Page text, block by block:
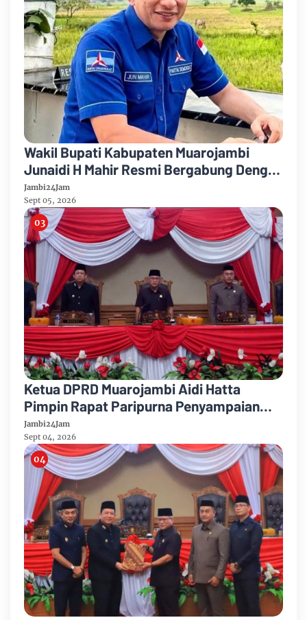
Wakil Bupati Kabupaten Muarojambi
Junaidi H Mahir Resmi Bergabung Dengan
Partai Demikrat
Jambi24Jam
Sept 05, 2026
Ketua DPRD Muarojambi Aidi Hatta
Pimpin Rapat Paripurna Penyampaian
Rancangan Perubahan KUA-PPAS Tahun
Anggaran 2026
Jambi24Jam
Sept 04, 2026